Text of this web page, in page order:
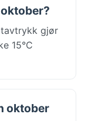
gjør
15°C
oktober